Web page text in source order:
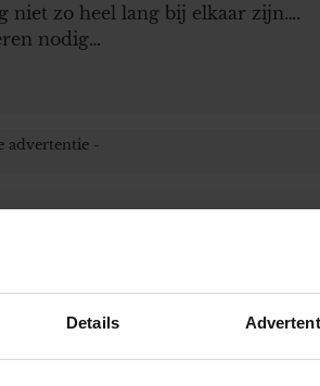
Details
niet zo heel lang bij elkaar zijn….
nodig…